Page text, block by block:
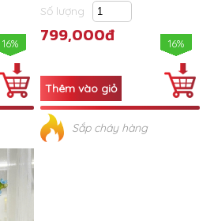
16%
Số lượng
799,000đ 16%
Sắp cháy hàng